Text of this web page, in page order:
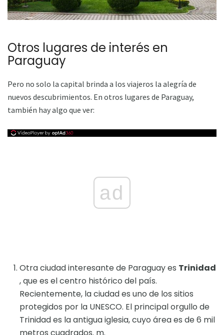
Otros lugares de interés en
Paraguay
Pero no solo la capital brinda a los viajeros la alegría de
nuevos descubrimientos. En otros lugares de Paraguay,
también hay algo que ver:
ad
Otra ciudad interesante de Paraguay es Trinidad
, que es el centro histórico del país.
Recientemente, la ciudad es uno de los sitios
protegidos por la UNESCO. El principal orgullo de
Trinidad es la antigua iglesia, cuyo área es de 6 mil
metros cuadrados. m.